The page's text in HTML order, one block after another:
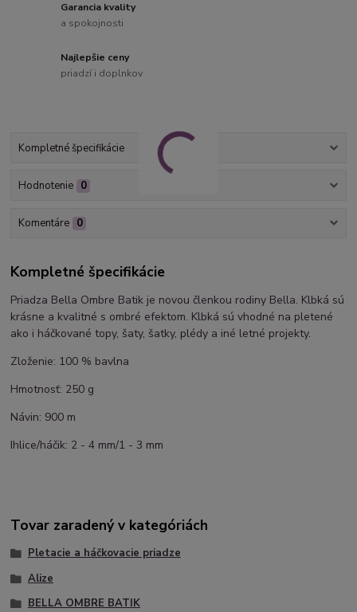
Garancia kvality
a spokojnosti
Najlepšie ceny
priadzí i doplnkov
Kompletné špecifikácie
Hodnotenie 0
Komentáre 0
Kompletné špecifikácie
Priadza Bella Ombre Batik je novou členkou rodiny Bella. Klbká sú
krásne a kvalitné s ombré efektom. Klbká sú vhodné na pletené
ako i háčkované topy, šaty, šatky, plédy a iné letné projekty.
Zloženie: 100 % bavlna
Hmotnosť: 250 g
Návin: 900 m
Ihlice/háčik: 2 - 4 mm/1 - 3 mm
Tovar zaradený v kategóriách
Pletacie a háčkovacie priadze
Alize
BELLA OMBRE BATIK